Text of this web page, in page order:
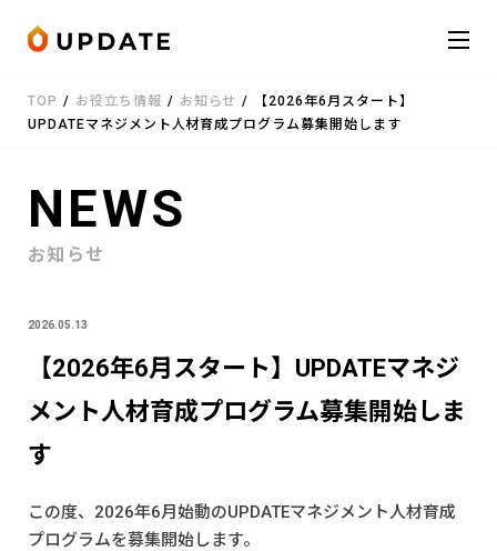
会社概要
サービス
お知らせ
お役立ち情報
TOP / お役立ち情報 / お知らせ /
【2026年6月スタート】
UPDATEマネジメント人材育成プログラム募集開始します
NEWS
お知らせ
2026.05.13
【2026年6月スタート】UPDATEマネジ
メント人材育成プログラム募集開始しま
す
この度、2026年6月始動のUPDATEマネジメント人材育成
プログラムを募集開始します。